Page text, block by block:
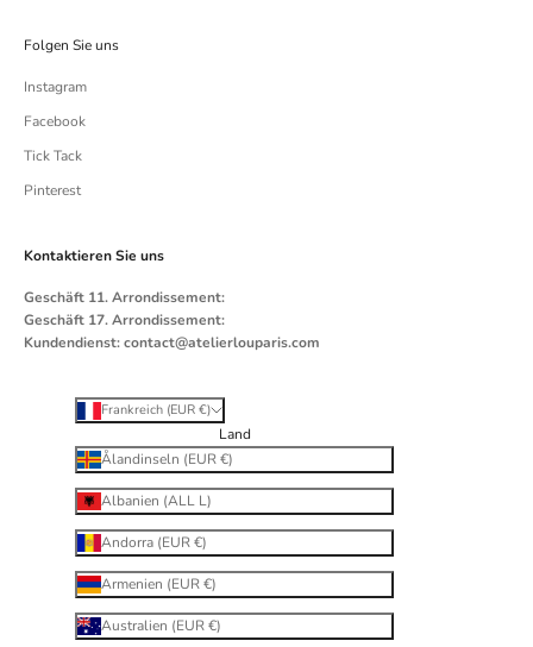
Folgen Sie uns
Instagram
Facebook
Tick ​​Tack
Pinterest
Kontaktieren Sie uns
Geschäft 11. Arrondissement:
Geschäft 17. Arrondissement:
Kundendienst:contact@atelierlouparis.com
Frankreich (EUR €)
Land
Ålandinseln (EUR €)
Albanien (ALL L)
Andorra (EUR €)
Armenien (EUR €)
Australien (EUR €)